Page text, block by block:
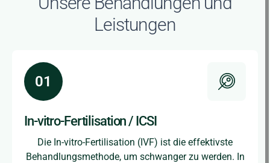
Leistungen
In-vitro-Fertilisation / ICSI
Die In-vitro-Fertilisation (IVF) ist die effektivste
Behandlungsmethode, um schwanger zu werden. In